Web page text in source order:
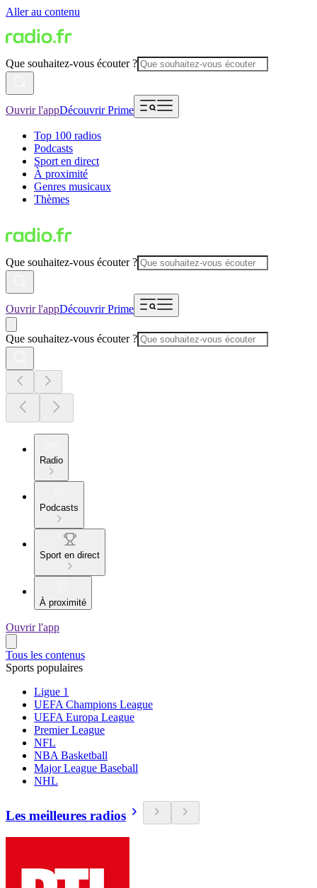
Aller au contenu
Que souhaitez-vous écouter ?
Ouvrir l'appDécouvrir Prime
Top 100 radios
Podcasts
Sport en direct
À proximité
Genres musicaux
Thèmes
Que souhaitez-vous écouter ?
Ouvrir l'appDécouvrir Prime
Que souhaitez-vous écouter ?
Radio
Podcasts
Sport en direct
À proximité
Ouvrir l'app
Tous les contenus
Sports populaires
Ligue 1
UEFA Champions League
UEFA Europa League
Premier League
NFL
NBA Basketball
Major League Baseball
NHL
Les meilleures radios